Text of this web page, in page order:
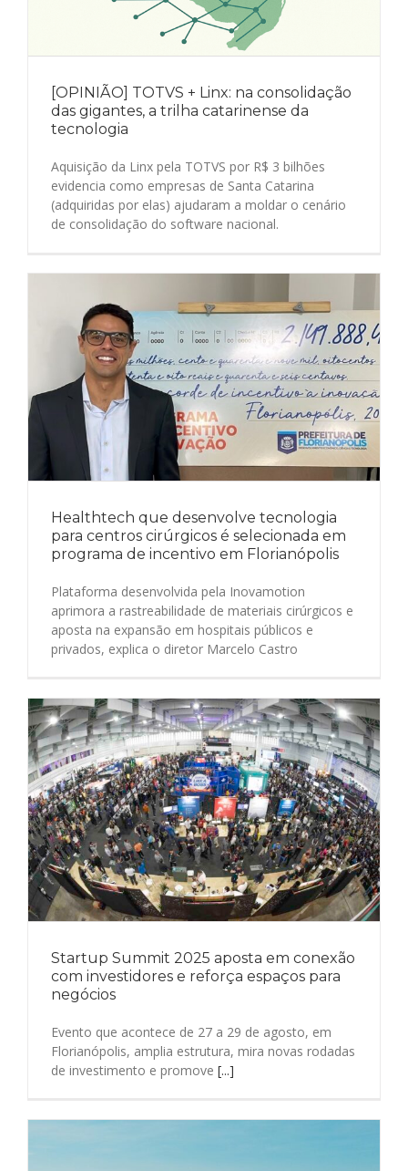
[OPINIÃO] TOTVS + Linx: na consolidação
das gigantes, a trilha catarinense da
tecnologia
Aquisição da Linx pela TOTVS por R$ 3 bilhões
evidencia como empresas de Santa Catarina
(adquiridas por elas) ajudaram a moldar o cenário
de consolidação do software nacional.
Healthtech que desenvolve tecnologia
para centros cirúrgicos é selecionada em
programa de incentivo em Florianópolis
Plataforma desenvolvida pela Inovamotion
aprimora a rastreabilidade de materiais cirúrgicos e
aposta na expansão em hospitais públicos e
privados, explica o diretor Marcelo Castro
Startup Summit 2025 aposta em conexão
com investidores e reforça espaços para
negócios
Evento que acontece de 27 a 29 de agosto, em
Florianópolis, amplia estrutura, mira novas rodadas
de investimento e promove [...]